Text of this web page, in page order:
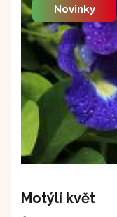
Motýlí květ
Novinky